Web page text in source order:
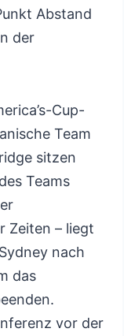
Abstand
der
Cup-
Team
sitzen
Teams
Zeiten – liegt
nach
das
vor der